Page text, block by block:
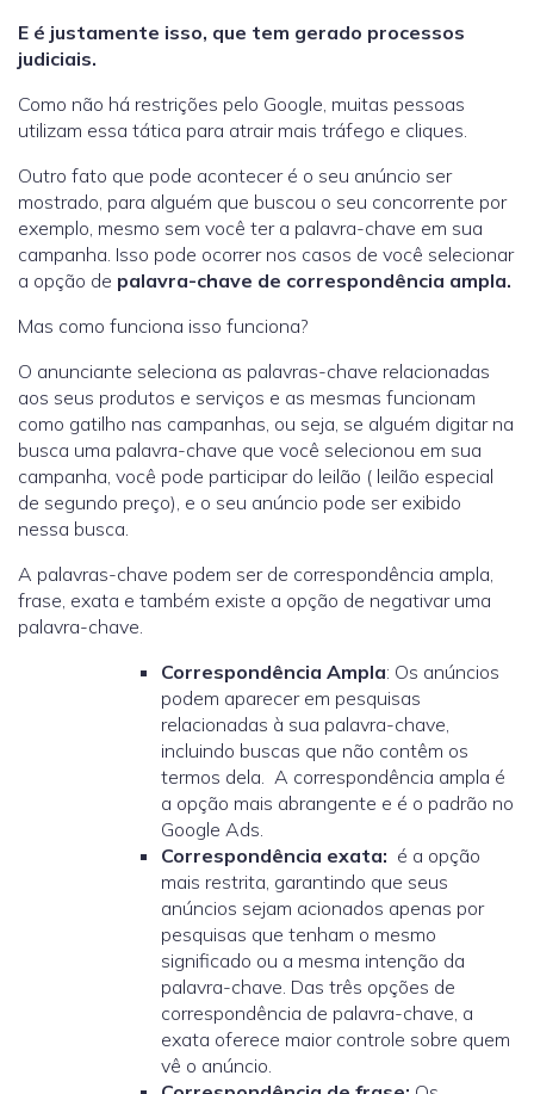
E é justamente isso, que tem gerado processos
judiciais.
Como não há restrições pelo Google, muitas pessoas
utilizam essa tática para atrair mais tráfego e cliques.
Outro fato que pode acontecer é o seu anúncio ser
mostrado, para alguém que buscou o seu concorrente por
exemplo, mesmo sem você ter a palavra-chave em sua
campanha. Isso pode ocorrer nos casos de você selecionar
a opção de palavra-chave de correspondência ampla.
Mas como funciona isso funciona?
O anunciante seleciona as palavras-chave relacionadas
aos seus produtos e serviços e as mesmas funcionam
como gatilho nas campanhas, ou seja, se alguém digitar na
busca uma palavra-chave que você selecionou em sua
campanha, você pode participar do leilão ( leilão especial
de segundo preço), e o seu anúncio pode ser exibido
nessa busca.
A palavras-chave podem ser de correspondência ampla,
frase, exata e também existe a opção de negativar uma
palavra-chave.
Correspondência Ampla: Os anúncios
podem aparecer em pesquisas
relacionadas à sua palavra-chave,
incluindo buscas que não contêm os
termos dela. A correspondência ampla é
a opção mais abrangente e é o padrão no
Google Ads.
Correspondência exata: é a opção
mais restrita, garantindo que seus
anúncios sejam acionados apenas por
pesquisas que tenham o mesmo
significado ou a mesma intenção da
palavra-chave. Das três opções de
correspondência de palavra-chave, a
exata oferece maior controle sobre quem
vê o anúncio.